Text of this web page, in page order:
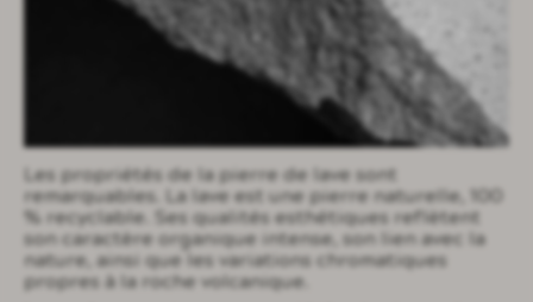
Les propriétés de la pierre de lave sont
remarquables. La lave est une pierre naturelle, 100
% recyclable. Ses qualités esthétiques reflètent
son caractère organique intense, son lien avec la
nature, ainsi que les variations chromatiques
propres à la roche volcanique.